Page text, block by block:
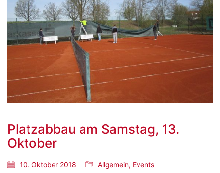
Platzabbau am Samstag, 13.
Oktober
10. Oktober 2018 Allgemein, Events